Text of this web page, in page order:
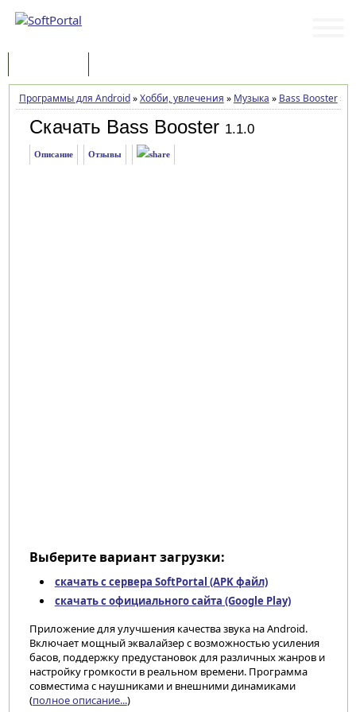
Программы для Android»Хобби, увлечения » Музыка » Bass Booster»
Скачать Bass Booster 1.1.0
Описание Отзывы
Выберите вариант загрузки:
скачать с сервера SoftPortal (APK файл)
скачать с официального сайта (Google Play)
Приложение для улучшения качества звука на Android.
Включает мощный эквалайзер с возможностью усиления
басов, поддержку предустановок для различных жанров и
настройку громкости в реальном времени. Программа
совместима с наушниками и внешними динамиками
(полное описание...)